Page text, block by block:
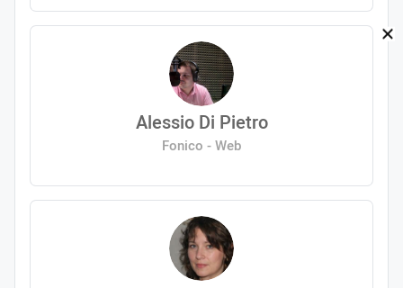
Alessio Di Pietro
Fonico - Web